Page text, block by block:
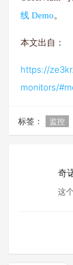
线 Demo。
本文出自：
https://
monitors/
标签： 监控
奇
这